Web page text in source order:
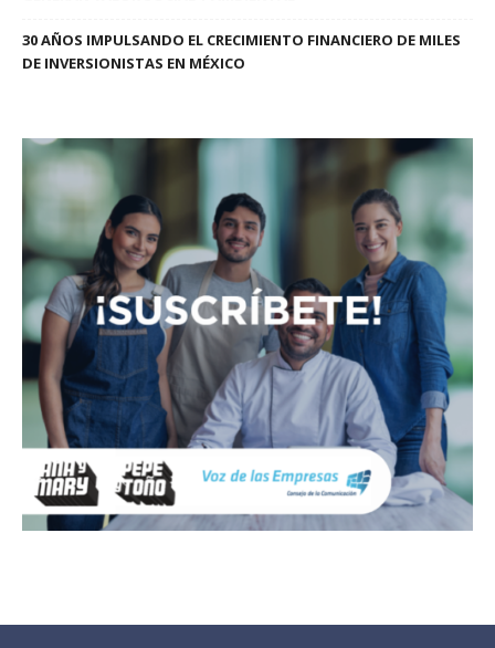
30 AÑOS IMPULSANDO EL CRECIMIENTO FINANCIERO DE MILES
DE INVERSIONISTAS EN MÉXICO